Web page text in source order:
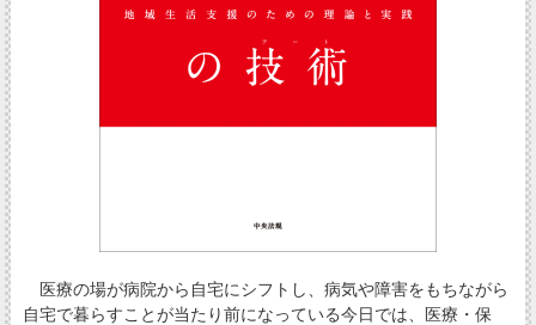
医療の場が病院から自宅にシフトし、病気や障害をもちながら
自宅で暮らすことが当たり前になっている今日では、医療・保